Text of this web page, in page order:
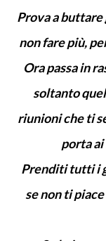
Prova a
non fare più,
Ora passa in
soltanto
riunioni che ti
porta
Prenditi tutti i
se non ti